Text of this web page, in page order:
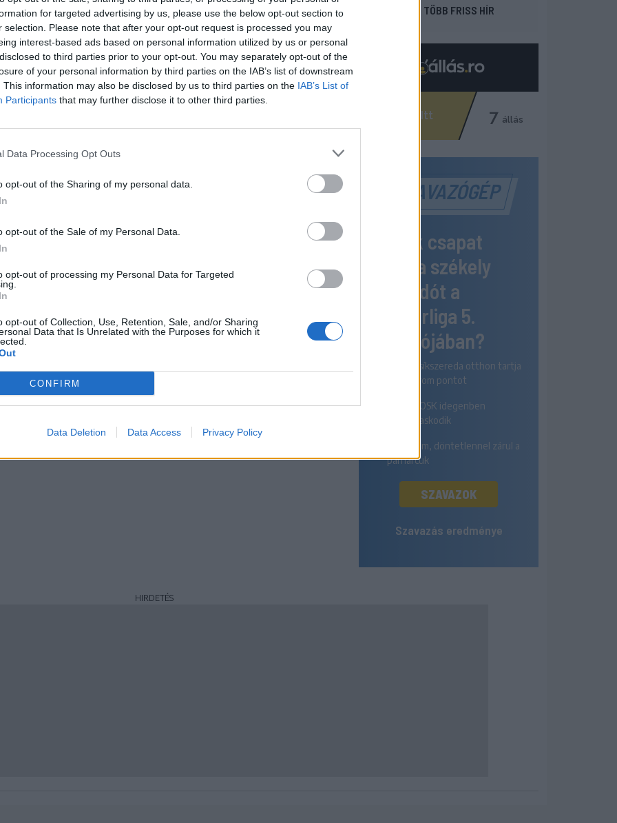
for targeted advertising by us, please use the below opt-out section to
selection. Please note that after your opt-out request is processed you may
interest-based ads based on personal information utilized by us or personal
to third parties prior to your opt-out. You may separately opt-out of the
of your personal information by third parties on the IAB’s list of downstream
This information may also be disclosed by us to third parties on the IAB’s List of
Participants that may further disclose it to other third parties.
Data Processing Opt Outs
opt-out of the Sharing of my personal data.
opt-out of the Sale of my Personal Data.
opt-out of processing my Personal Data for Targeted
opt-out of Collection, Use, Retention, Sale, and/or Sharing
Data that Is Unrelated with the Purposes for which it
CONFIRM
Data Deletion Data Access Privacy Policy
Dunaújvárosi Acélbikák 2-0
FTC-Telekom 5-1
Csíkszeredai Sportklub 2-2
FTC-Telekom
FTC-Telekom
3-7
FTC-Telekom 6-4
Budapest JAHC 3-4
Fehérvár Hockey Akadémia 19 4-3
19
MÉG TÖBB FRISS HÍR
SZAVAZÓGÉP
Melyik csapat
nyeri a székely
rangadót a
Szuperliga 5.
fordulójában?
Az FK Csíkszereda otthon tartja
mindhárom pontot
A Sepsi OSK idegenben
diadalmaskodik
Egyik sem, döntetlennel zárul a
párharcuk
SZAVAZOK
Szavazás eredménye
HIRDETÉS